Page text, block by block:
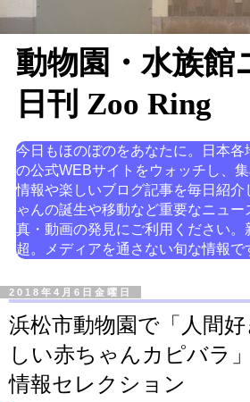
動物園・水族館
日刊 Zoo Ring
今日もほのぼのをあなたに。日本各
の公式WEBサイトをウォッチし、
情報や楽しいブログ記事を毎日紹介
ゃんの誕生や移動など重要なニュ
真・動画の発見にご利用ください
超。メディアを通さない旬な情報で
2018年4月6日金曜日
浜松市動物園で「人間
しい赤ちゃんカピバラ
情報セレクション